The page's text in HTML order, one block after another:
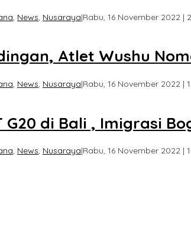
, News, Nusaraya|Rabu, 16 November 2022 |
Atlet Wushu
, News, Nusaraya|Rabu, 16 November 2022 |
G20 di Bali , Imigrasi
, News, Nusaraya|Rabu, 16 November 2022 |